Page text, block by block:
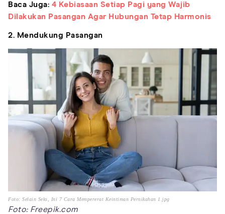
Baca Juga: 4 Kebiasaan Setiap Pagi yang Wajib
Dilakukan Pasangan Agar Hubungan Tetap Harmonis
2. Mendukung Pasangan
Foto: Selain Seks, Ini 7 Cara Mempererat Keintiman Pernikahan 1.jpg
Foto: Freepik.com